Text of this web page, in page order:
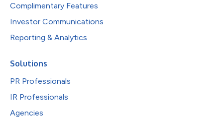
Complimentary Features
Investor Communications
Reporting & Analytics
Solutions
PR Professionals
IR Professionals
Agencies